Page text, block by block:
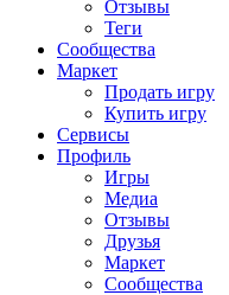
Отзывы
Теги
Сообщества
Маркет
Продать игру
Купить игру
Сервисы
Профиль
Игры
Медиа
Отзывы
Друзья
Маркет
Сообщества